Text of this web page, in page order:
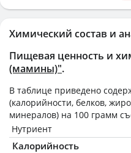
Химический состав и
Пищевая ценность и
(мамины)".
В таблице приведено
(калорийности, белков,
минералов) на 100 грамм
Нутриент
Калорийность